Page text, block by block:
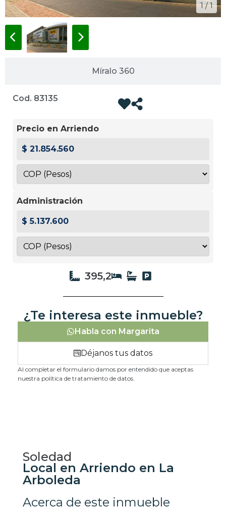
Míralo 360
1 / 1
Cod. 83135
Precio en Arriendo
$ 21.854.560
Administración
$ 5.137.600
395,2
¿Te interesa este inmueble?
Habla con Margarita
Déjanos tus datos
Al completar el formulario damos por entendido que aceptas
nuestra política de tratamiento de datos.
Soledad
Local en Arriendo en La
Arboleda
Acerca de este inmueble